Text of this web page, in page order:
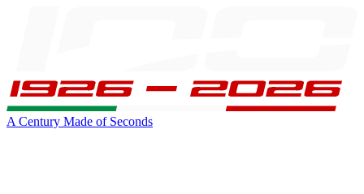
A Century Made of Seconds